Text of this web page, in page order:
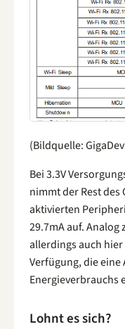
(Bildquelle:
Bei 3.3V
nimmt der Rest des
aktivierten
29.7mA auf. Analog
allerdings auch
Verfügung, die eine
Energieverbrauchs
Lohnt es sich?